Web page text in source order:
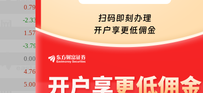
0.79
-2.33 1.63万
1.57 1.67万
-3.79 1.29万 1.64万 0
0.00 1.29万
4.76
5.00 1.29万 1.63万 0